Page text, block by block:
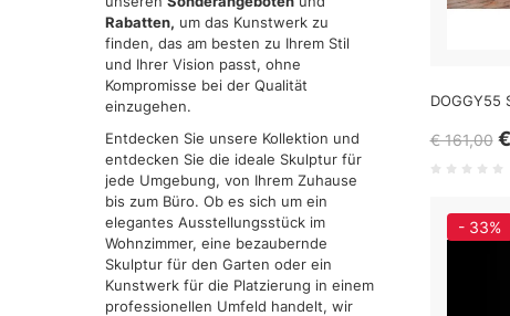
Rabatten, um das Kunstwerk zu
finden, das am besten zu Ihrem Stil
und Ihrer Vision passt, ohne
Kompromisse bei der Qualität
einzugehen.
Entdecken Sie unsere Kollektion und
entdecken Sie die ideale Skulptur für
jede Umgebung, von Ihrem Zuhause
bis zum Büro. Ob es sich um ein
elegantes Ausstellungsstück im
Wohnzimmer, eine bezaubernde
Skulptur für den Garten oder ein
Kunstwerk für die Platzierung in einem
professionellen Umfeld handelt, wir
DOGGY55
€ 161,00
- 33%